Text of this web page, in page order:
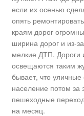
если их осенью
опять
краям дорог
ширина дорог и из-
мелкие ДТП. Дороги
освещаются таким
бывает, что
население потом за
пешеходные
на месяц.